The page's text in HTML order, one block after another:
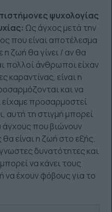
ψυχολογίας
Ως άγχος μετά την
που είναι αποτέλεσμα
ζωή θα γίνει / αν θα
πολλοί άνθρωποι είχαν
καραντίνας, είναι η
και να
είχαμε προσαρμοστεί
αυτή τη στιγμή μπορεί
άγχους που βιώνουν
είναι η ζωή στο εξής.
δυνατότητες και
να κάνει τους
έχουν φόβους για το